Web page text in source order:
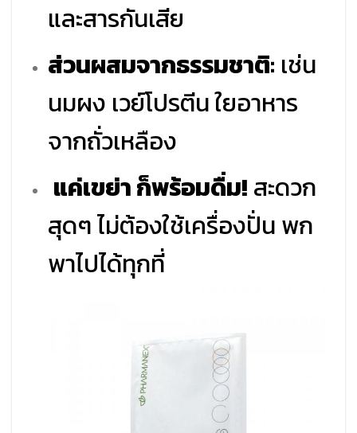
และสารกันเสีย
ส่วนผสมจากธรรมชาติ: เช่น
นมผง เวย์โปรตีน ใยอาหาร
จากถั่วเหลือง
แค่เขย่า ก็พร้อมดื่ม! สะดวก
สุดๆ ไม่ต้องใช้เครื่องปั่น พก
พาไปได้ทุกที่